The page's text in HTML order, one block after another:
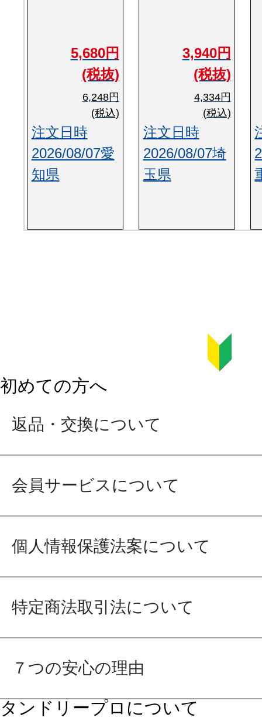
5,680円
(税抜)
6,248円
(税込)
注文日時
2026/08/07愛
知県
3,940円
(税抜)
4,334円
(税込)
注文日時
2026/08/07埼
玉県
初めての方へ
返品・交換について
会員サービスについて
個人情報保護法案について
特定商法取引法について
７つの安心の理由
タンドリープロについて